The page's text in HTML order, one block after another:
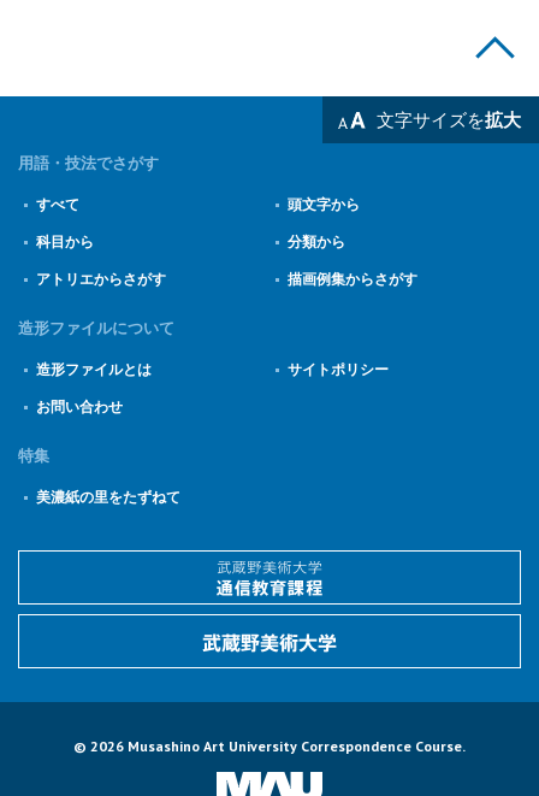
文字サイズを拡大
用語・技法でさがす
すべて 頭文字から
科目から 分類から
アトリエからさがす 描画例集からさがす
造形ファイルについて
造形ファイルとは サイトポリシー
お問い合わせ
特集
美濃紙の里をたずねて
© 2026 Musashino Art University Correspondence Course.